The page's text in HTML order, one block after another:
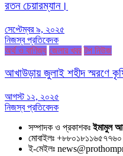
রতন চেয়ারম্যান।
সেপ্টেম্বর ৯, ২০২৫
নিজস্ব প্রতিবেদক
অর্থ ও বাণিজ্য জেলার খবর টপ নিউজ
আখাউড়ায় জুলাই শহীদ স্মরণে
আগস্ট ১২, ২০২৫
নিজস্ব প্রতিবেদক
সম্পাদক ও প্রকাশকঃইমামুল
মোবাইলঃ +৮৮০১৮১১৬৫৭৭৬০
ই-মেইলঃ